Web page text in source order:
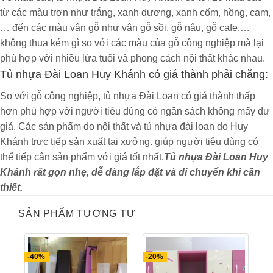
Tủ nhựa Đài Loan cho bé: Mã sản phẩm
TE515X phù hợp với gia đình có 2 bé, với thiết kế
đặc biệt, tiện dụng giúp tối ưu nhất cho không
gian gia đình bạn. Đặc điểm nổi trội của sản phẩm
:
TE515X gồm 2 cánh mở rộng rãi, dùng để treo
đồ dự tiệc, quần áo dài, những bộ cánh đi chơi
cho bé, giúp không bị nhăn đồ.
6 ngăn kéo để những vật dụng có tính phân
loại cao như tất, mũ, quần áo, khăn xô,… rất
tiện lợi.
giúp tô điểm cho không gian nhà bạn.
Thông tin sản phẩm :
từ các màu trơn như trắng, xanh dương, xanh cốm, hồng, cam,
… đến các màu vân gỗ như vân gỗ sồi, gỗ nâu, gỗ cafe,…
không thua kém gì so với các màu của gỗ công nghiệp mà lại
phù hợp với nhiều lứa tuổi và phong cách nội thất khác nhau.
Tủ nhựa Đài Loan Huy Khánh có giá thành phải chăng:
So với gỗ công nghiệp, tủ nhựa Đài Loan có giá thành thấp
hơn phù hợp với người tiêu dùng có ngân sách không mấy dư
giả. Các sản phẩm do nội thất và tủ nhựa đài loan do Huy
Khánh trực tiếp sản xuất tại xưởng. giúp người tiêu dùng có
thể tiếp cận sản phẩm với giá tốt nhất.Tủ nhựa Đài Loan Huy
Khánh rất gọn nhẹ, dễ dàng lắp đặt và di chuyển khi cần
thiết.
SẢN PHẨM TƯƠNG TỰ
-40% -20%